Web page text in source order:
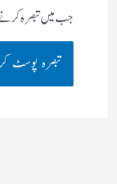
جب میں تبصرہ